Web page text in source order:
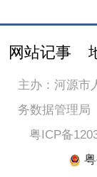
网站记事
主办：河源市
务数据管理局
粤ICP备